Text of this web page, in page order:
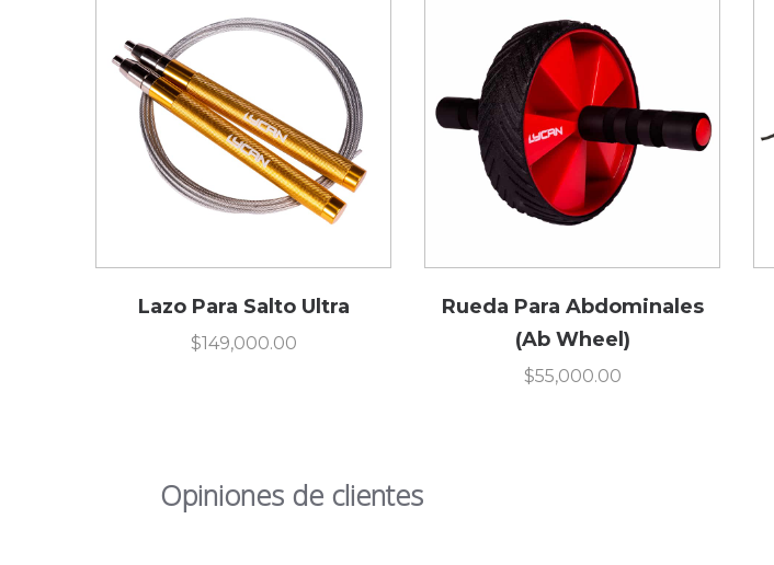
Lazo Para Salto Ultra
$149,000.00
Rueda Para Abdominales
(Ab Wheel)
$55,000.00
Opiniones de clientes